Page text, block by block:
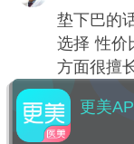
垫下巴的
选择 性价
方面很擅
更美